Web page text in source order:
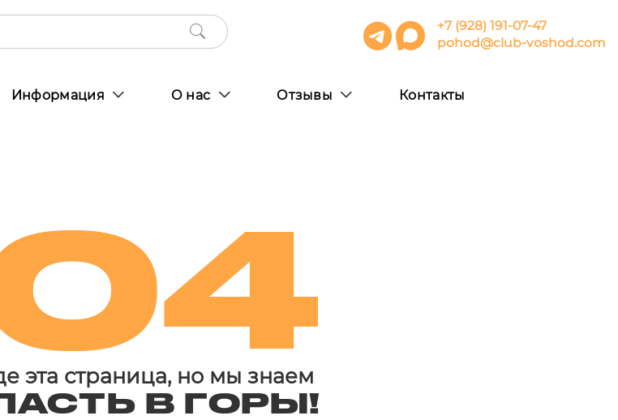
+7 (928) 191-07-47
pohod@club-voshod.com
Информация О нас Отзывы Контакты
эта страница, но мы знаем
В ГОРЫ!